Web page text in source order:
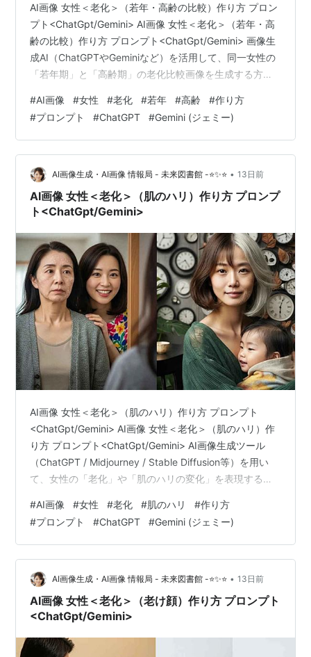
AI画像 女性＜老化＞（若年・高齢の比較）作り方 プロン
プト<ChatGpt/Gemini> AI画像 女性＜老化＞（若年・高
齢の比較）作り方 プロンプト<ChatGpt/Gemini> 画像生
成AI（ChatGPTやGeminiなど）を活用して、同一女性の
「若年期」と「高齢期」の老化比較画像を生成する方法
化）を表現する際、単に「若者」「お年寄り」と指定す
るだけでは、同一人物に見えなかったり、不自然なクオ
リティになってしまうことがあります。ここでは、顔の
骨格や特徴を保ったまま、自然な加齢変化をリアルに再
現するための具体的なプロンプト構成とコツ…
#AI画像 #女性 #老化 #若年 #高齢 #作り方
#プロンプト #ChatGPT #Gemini (ジェミー)
AI画像生成・AI画像 情報局 - 未来図書館 -⭐✨⭐ • 13日前
AI画像 女性＜老化＞（肌のハリ）作り方 プロンプ
ト<ChatGpt/Gemini>
AI画像 女性＜老化＞（肌のハリ）作り方 プロンプト
<ChatGpt/Gemini> AI画像 女性＜老化＞（肌のハリ）作
り方 プロンプト<ChatGpt/Gemini> AI画像生成ツール
（ChatGPT / Midjourney / Stable Diffusion等）を用い
て、女性の「老化」や「肌のハリの変化」を表現するた
です。 年齢を重ねるにつれて生じる肌の自然な質感の変
化や、ハリの失われ方、シワやたるみのリアリティを追
求した画像を生成するためのアプローチをまとめていま
す。 AI画像生成における女性の「老化」と「肌のハリ」
の表現方法 リ…
#AI画像 #女性 #老化 #肌のハリ #作り方
#プロンプト #ChatGPT #Gemini (ジェミー)
AI画像生成・AI画像 情報局 - 未来図書館 -⭐✨⭐ • 13日前
AI画像 女性＜老化＞（老け顔）作り方 プロンプト
<ChatGpt/Gemini>